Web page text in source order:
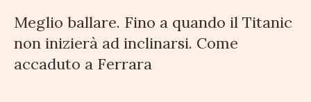
Meglio ballare. Fino a quando il Titanic
non inizierà ad inclinarsi. Come
accaduto a Ferrara